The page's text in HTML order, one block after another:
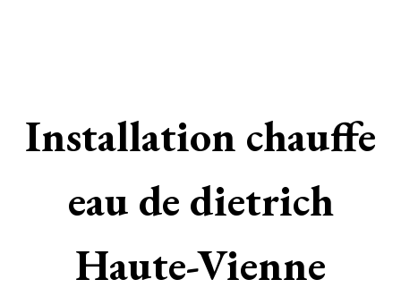
Installation chauffe
eau de dietrich
Haute-Vienne